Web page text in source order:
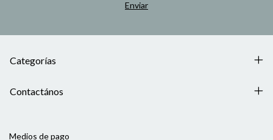
Categorías
Contactános
Medios de pago